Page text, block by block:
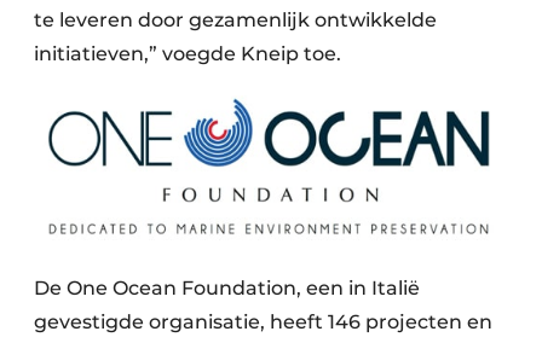
te leveren door gezamenlijk ontwikkelde
initiatieven,” voegde Kneip toe.
De One Ocean Foundation, een in Italië
gevestigde organisatie, heeft 146 projecten en